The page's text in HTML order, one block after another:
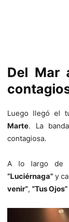
Del Mar
Luego llegó el
Marte. La
contagiosa.
A lo largo de
“Luciérnaga” y
venir”, “Tus Ojos”